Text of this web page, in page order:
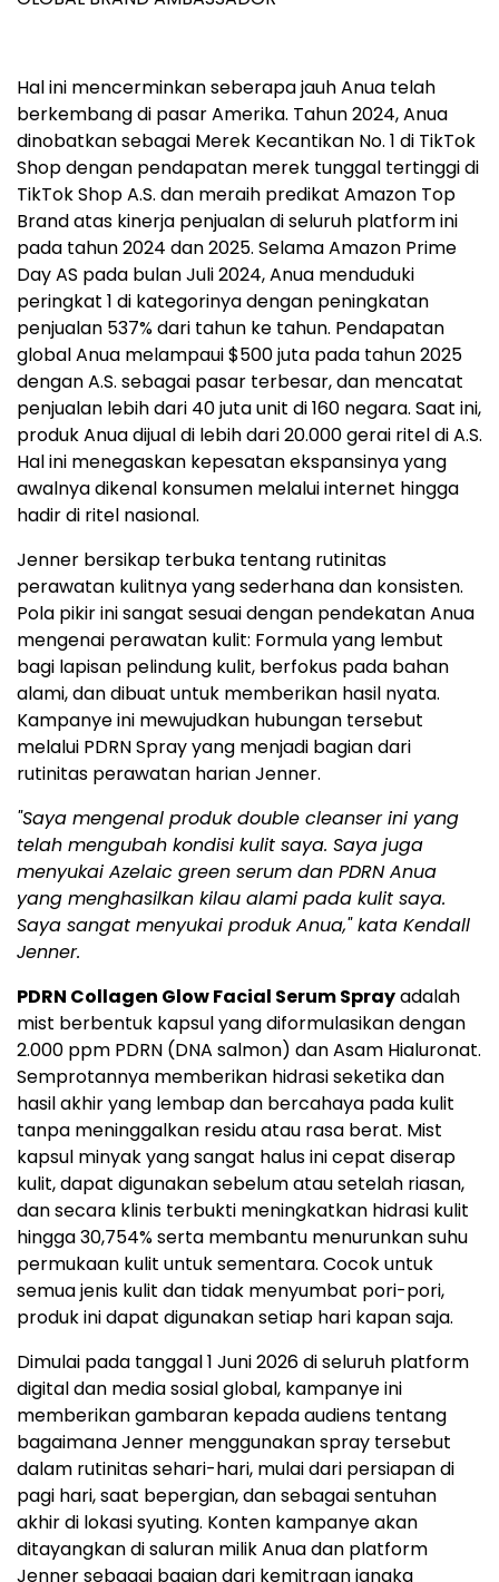
Hal ini mencerminkan seberapa jauh Anua telah
berkembang di pasar Amerika. Tahun 2024, Anua
dinobatkan sebagai Merek Kecantikan No. 1 di TikTok
Shop dengan pendapatan merek tunggal tertinggi di
TikTok Shop A.S. dan meraih predikat Amazon Top
Brand atas kinerja penjualan di seluruh platform ini
pada tahun 2024 dan 2025. Selama Amazon Prime
Day AS pada bulan Juli 2024, Anua menduduki
peringkat 1 di kategorinya dengan peningkatan
penjualan 537% dari tahun ke tahun. Pendapatan
global Anua melampaui $500 juta pada tahun 2025
dengan A.S. sebagai pasar terbesar, dan mencatat
penjualan lebih dari 40 juta unit di 160 negara. Saat ini,
produk Anua dijual di lebih dari 20.000 gerai ritel di A.S.
Hal ini menegaskan kepesatan ekspansinya yang
awalnya dikenal konsumen melalui internet hingga
hadir di ritel nasional.
Jenner bersikap terbuka tentang rutinitas
perawatan kulitnya yang sederhana dan konsisten.
Pola pikir ini sangat sesuai dengan pendekatan Anua
mengenai perawatan kulit: Formula yang lembut
bagi lapisan pelindung kulit, berfokus pada bahan
alami, dan dibuat untuk memberikan hasil nyata.
Kampanye ini mewujudkan hubungan tersebut
melalui PDRN Spray yang menjadi bagian dari
rutinitas perawatan harian Jenner.
"Saya mengenal produk double cleanser ini yang
telah mengubah kondisi kulit saya. Saya juga
menyukai Azelaic green serum dan PDRN Anua
yang menghasilkan kilau alami pada kulit saya.
Saya sangat menyukai produk Anua,"kata Kendall
Jenner.
PDRN Collagen Glow Facial Serum Sprayadalah
mist berbentuk kapsul yang diformulasikan dengan
2.000 ppm PDRN (DNA salmon) dan Asam Hialuronat.
Semprotannya memberikan hidrasi seketika dan
hasil akhir yang lembap dan bercahaya pada kulit
tanpa meninggalkan residu atau rasa berat. Mist
kapsul minyak yang sangat halus ini cepat diserap
kulit, dapat digunakan sebelum atau setelah riasan,
dan secara klinis terbukti meningkatkan hidrasi kulit
hingga 30,754% serta membantu menurunkan suhu
permukaan kulit untuk sementara. Cocok untuk
semua jenis kulit dan tidak menyumbat pori-pori,
produk ini dapat digunakan setiap hari kapan saja.
Dimulai pada tanggal 1 Juni 2026 di seluruh platform
digital dan media sosial global, kampanye ini
memberikan gambaran kepada audiens tentang
bagaimana Jenner menggunakan spray tersebut
dalam rutinitas sehari-hari, mulai dari persiapan di
pagi hari, saat bepergian, dan sebagai sentuhan
akhir di lokasi syuting. Konten kampanye akan
ditayangkan di saluran milik Anua dan platform
Jenner sebagai bagian dari kemitraan jangka